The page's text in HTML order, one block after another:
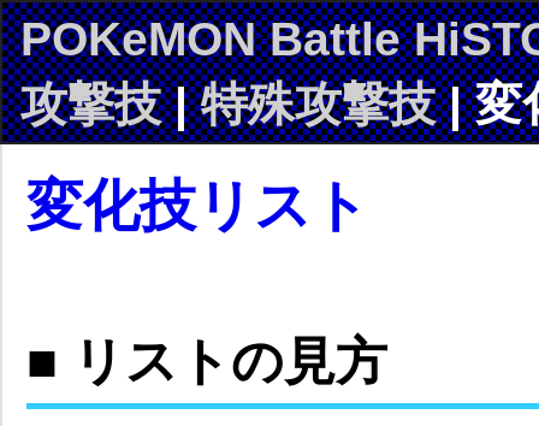
POKeMON Battle
攻撃技|特殊攻撃技| 変
変化技リスト
■ リストの見方